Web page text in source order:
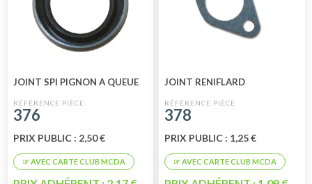
JOINT SPI PIGNON A QUEUE
376
PRIX PUBLIC : 2,50 €
JOINT RENIFLARD
378
PRIX PUBLIC : 1,25 €